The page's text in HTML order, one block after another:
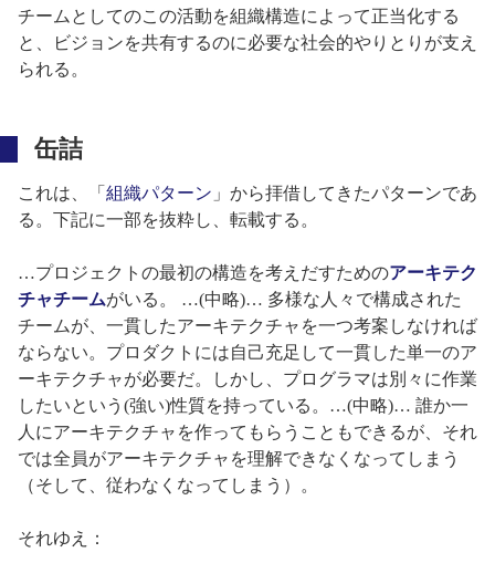
チームとしてのこの活動を組織構造によって正当化する
と、ビジョンを共有するのに必要な社会的やりとりが支え
られる。
缶詰
これは、「 組織パターン 」から拝借してきたパターンであ
る。下記に一部を抜粋し、転載する。
…プロジェクトの最初の構造を考えだすためのアーキテク
チャチームがいる。 …(中略)… 多様な人々で構成された
チームが、一貫したアーキテクチャを一つ考案しなければ
ならない。プロダクトには自己充足して一貫した単一のア
ーキテクチャが必要だ。しかし、プログラマは別々に作業
したいという(強い)性質を持っている。…(中略)… 誰か一
人にアーキテクチャを作ってもらうこともできるが、それ
では全員がアーキテクチャを理解できなくなってしまう
（そして、従わなくなってしまう）。
それゆえ：